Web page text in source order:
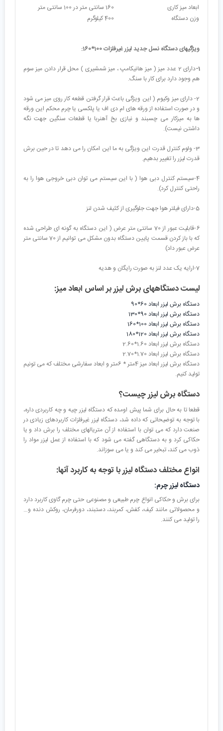
ابعاد میز کاری
160 سانتی متر در 100 سانتی متر
وزن دستگاه
400 کیلوگرم
ویژگیهای دستگاه نسل جدید لیزر غیرفلزات 100*160:
1-
دارای 2 عدد میز ( میز هانیکامپ ، میز شمشیری ) محل قرار دادن میز سوم
هم وجود دارد برای کار با سنگ.
2- دارای میز وکیوم ( این ویژگی باعث قرار گرفتن قطعه کار روی میز می شود
و در صورت استفاده از ورقه های ام دی اف یا پلکسی یا چرم محکم این ورقه
ها به میزکار می چسبند و نیازی بخ آهنربا یا قطعات سنگین جهت نگه
داشتن نیست).
3- ولوم کنترل قدرت این ویژگی به ما این امکان را می دهد تا در حین برش
قدرت لیزر را تغییر بدهیم.
4-سیستم کنترل دبی هوا ( با این سیستم می توان دبی خروجی هوا را به
راحتی کنترل کرد).
5-دارای فیلتر هوا جهت جلوگیری از کثیف شدن لنز
6-قابلیت عبور از 70 سانتی متر عرض ( این دستگاه به گونه ای طراحی شده
که با باز کردن قسمت پایین دستگاه بدون مشکل می توانیم از 70 سانتی متر
عرض عبور داد)
7-ارایه یک عدد لنز به صورت رایگان و هدیه
لیست دستگاههای برش لیزر بر اساس ابعاد میز:
دستگاه برش لیزر ابعاد 60*90
دستگاه برش لیزر ابعاد 90*130
دستگاه برش لیزر ابعاد 100*160
دستگاه برش لیزر ابعاد 120*180
دستگاه برش لیزر ابعاد 1.60*2.60
دستگاه برش لیزر ابعاد 1.70*2.70
دستگاه برش لیزر ابعاد میز 4متر * 6متر و ابعاد سفارشی مختلف که می تونیم
تولید کنیم.
دستگاه برش لیزر چیست؟
قطعا تا به حال برای شما پیش اومده که دستگاه لیزر چیه و چه کاربردی داره،
با توجه به توضیحاتی که داده شد، دستگاه لیزر غیرفلزات کاربردهای زیادی در
صنعت دارد که می توان با استفاده از آن متریالهای مختلف را برش داد و یا
حکاکی کرد و به دستگاهی گفته می شود که با استفاده از عمل لیزر مواد را
ذوب می کند، تبخیر می کند و یا می سوزاند.
انواع مختلف دستگاه لیزر با توجه به کاربرد آنها:
دستگاه لیزر چرم:
برای برش و حکاکی انواع چرم طبیعی و مصنوعی حتی چرم گاوی کاربرد دارد
و محصولاتی مانند کیف، کفش، کمربند، دستبند، دورفرمان، روکش دنده و…
را تولید می کنند.